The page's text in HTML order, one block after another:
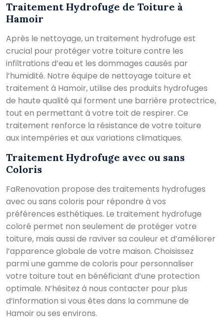
Traitement Hydrofuge de Toiture à
Hamoir
Après le nettoyage, un traitement hydrofuge est
crucial pour protéger votre toiture contre les
infiltrations d’eau et les dommages causés par
l’humidité. Notre équipe de nettoyage toiture et
traitement à Hamoir, utilise des produits hydrofuges
de haute qualité qui forment une barrière protectrice,
tout en permettant à votre toit de respirer. Ce
traitement renforce la résistance de votre toiture
aux intempéries et aux variations climatiques.
Traitement Hydrofuge avec ou sans
Coloris
FaRenovation propose des traitements hydrofuges
avec ou sans coloris pour répondre à vos
préférences esthétiques. Le traitement hydrofuge
coloré permet non seulement de protéger votre
toiture, mais aussi de raviver sa couleur et d’améliorer
l’apparence globale de votre maison. Choisissez
parmi une gamme de coloris pour personnaliser
votre toiture tout en bénéficiant d’une protection
optimale. N’hésitez à nous contacter pour plus
d’information si vous êtes dans la commune de
Hamoir ou ses environs.